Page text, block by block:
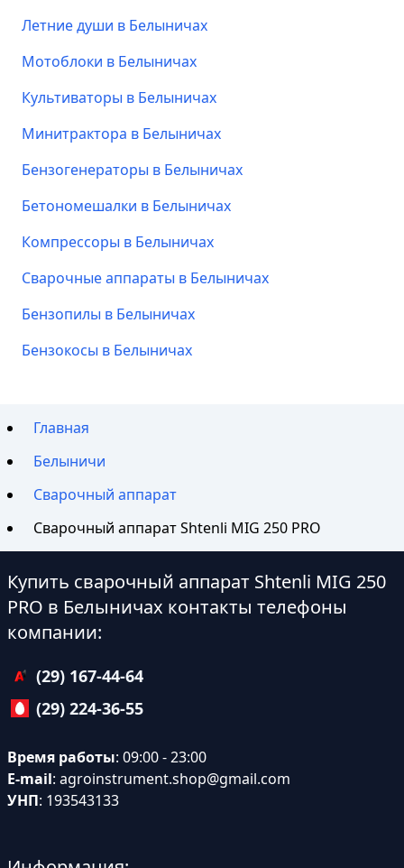
Летние души в Белыничах
Мотоблоки в Белыничах
Культиваторы в Белыничах
Минитрактора в Белыничах
Бензогенераторы в Белыничах
Бетономешалки в Белыничах
Компрессоры в Белыничах
Сварочные аппараты в Белыничах
Бензопилы в Белыничах
Бензокосы в Белыничах
Главная
Белыничи
Сварочный аппарат
Сварочный аппарат Shtenli МIG 250 PRO
Купить сварочный аппарат Shtenli МIG 250
PRO в Белыничах контакты телефоны
компании:
(29) 167-44-64
(29) 224-36-55
Время работы: 09:00 - 23:00
E-mail: agroinstrument.shop@gmail.com
УНП: 193543133